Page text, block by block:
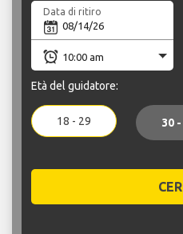
Data di ritiro
Età del guidatore:
18 - 29 30